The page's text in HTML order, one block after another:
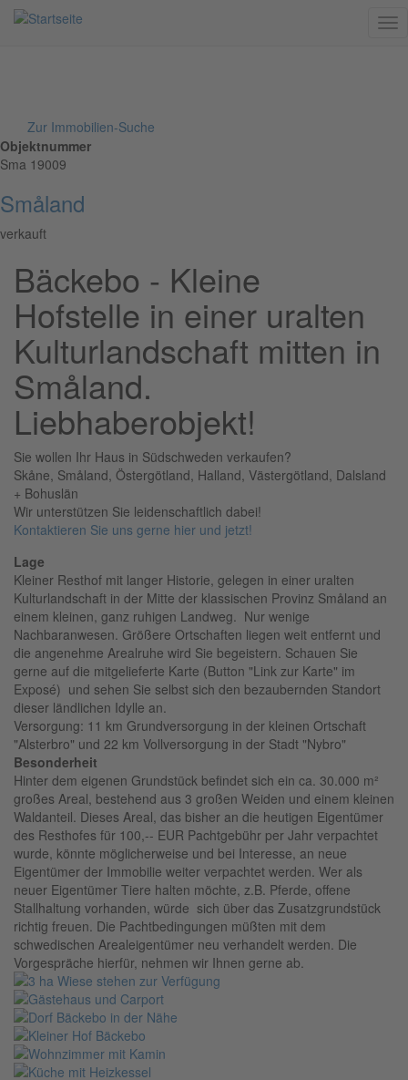
Direkt
zum
Inhalt
Zur Immobilien-Suche
Objektnummer
Sma 19009
Småland
verkauft
Bäckebo - Kleine
Hofstelle in einer uralten
Kulturlandschaft mitten in
Småland.
Liebhaberobjekt!
Sie wollen Ihr Haus in Südschweden verkaufen?
Skåne, Småland, Östergötland, Halland, Västergötland, Dalsland
+ Bohuslän
Wir unterstützen Sie leidenschaftlich dabei!
Kontaktieren Sie uns gerne hier und jetzt!
Lage
Kleiner Resthof mit langer Historie, gelegen in einer uralten
Kulturlandschaft in der Mitte der klassischen Provinz Småland an
einem kleinen, ganz ruhigen Landweg. Nur wenige
Nachbaranwesen. Größere Ortschaften liegen weit entfernt und
die angenehme Arealruhe wird Sie begeistern. Schauen Sie
gerne auf die mitgelieferte Karte (Button "Link zur Karte" im
Exposé) und sehen Sie selbst sich den bezaubernden Standort
dieser ländlichen Idylle an.
Versorgung: 11 km Grundversorgung in der kleinen Ortschaft
"Alsterbro" und 22 km Vollversorgung in der Stadt "Nybro"
Besonderheit
Hinter dem eigenen Grundstück befindet sich ein ca. 30.000 m²
großes Areal, bestehend aus 3 großen Weiden und einem kleinen
Waldanteil. Dieses Areal, das bisher an die heutigen Eigentümer
des Resthofes für 100,-- EUR Pachtgebühr per Jahr verpachtet
wurde, könnte möglicherweise und bei Interesse, an neue
Eigentümer der Immobilie weiter verpachtet werden. Wer als
neuer Eigentümer Tiere halten möchte, z.B. Pferde, offene
Stallhaltung vorhanden, würde sich über das Zusatzgrundstück
richtig freuen. Die Pachtbedingungen müßten mit dem
schwedischen Arealeigentümer neu verhandelt werden. Die
Vorgespräche hierfür, nehmen wir Ihnen gerne ab.